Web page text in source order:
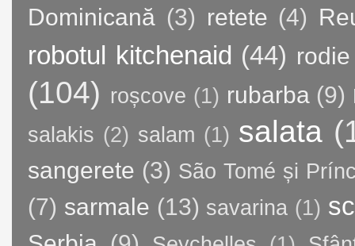
Dominicană (3) retete (4)
robotul kitchenaid (44) rodie
(104) roșcove (1) rubarba (9)
salakis (2) salam (1) salata
sangerete (3) São Tomé și
(7) sarmale (13) savarina (1)